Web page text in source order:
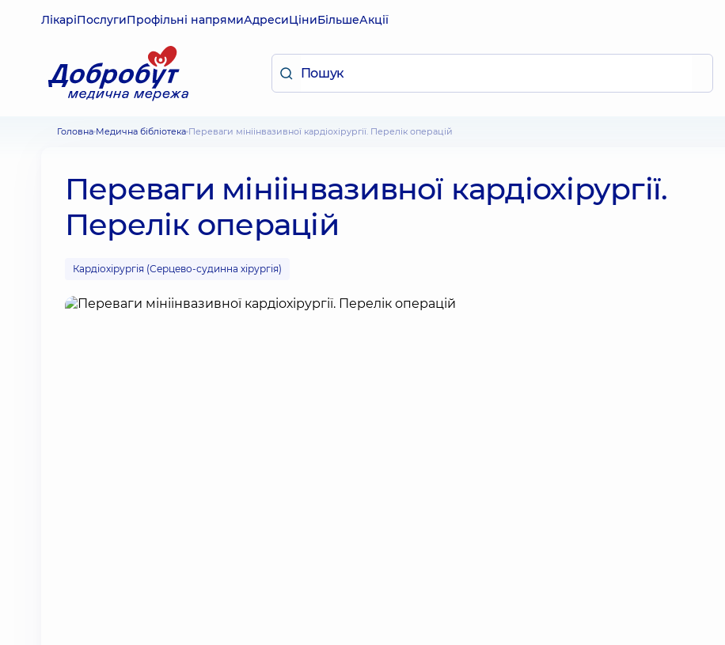
ЛікаріПослугиПрофільні напрямиАдресиЦіниБільшеАкції
Головна Медична бібліотека Переваги мініінвазивної кардіохірургії. Перелік операцій
Переваги мініінвазивної кардіохірургії.
Перелік операцій
Кардіохірургія (Серцево-судинна хірургія)